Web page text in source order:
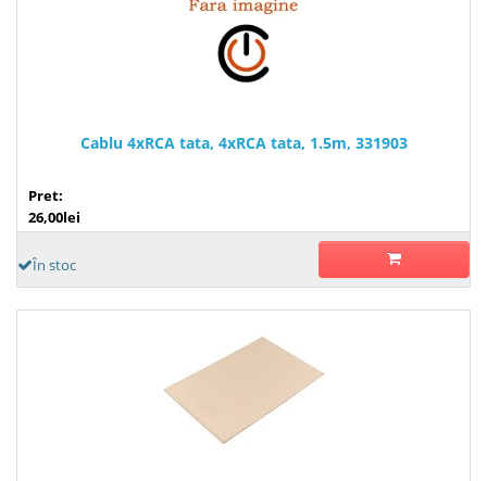
Cablu 4xRCA tata, 4xRCA tata, 1.5m, 331903
Pret:
26,00lei
În stoc